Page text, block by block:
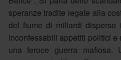
speranze tradite legate alla
del fiume di miliardi
inconfessabili appetiti politici e
una feroce guerra mafiosa.